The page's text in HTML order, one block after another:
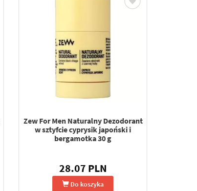
Zew For Men Naturalny Dezodorant
w sztyfcie cyprysik japoński i
bergamotka 30 g
28.07 PLN
Do koszyka